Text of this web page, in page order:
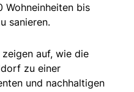
Wohneinheiten bis
sanieren.
auf, wie die
zu einer
und nachhaltigen